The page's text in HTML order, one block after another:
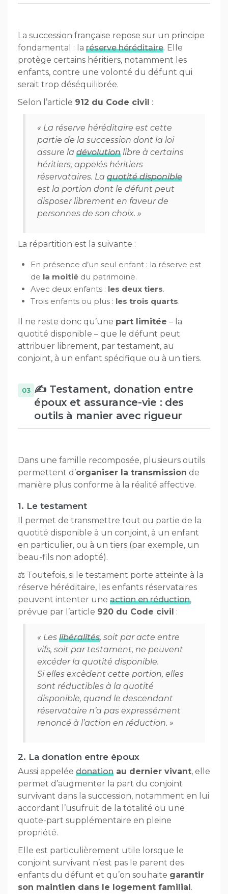
La succession française repose sur un principe
fondamental : la réserve héréditaire. Elle
protège certains héritiers, notamment les
enfants, contre une volonté du défunt qui
serait trop déséquilibrée.
Selon l’article 912 du Code civil :
« La réserve héréditaire est cette
partie de la succession dont la loi
assure la dévolutionlibre à certains
héritiers, appelés héritiers
réservataires. La quotité disponible
est la portion dont le défunt peut
disposer librement en faveur de
personnes de son choix. »
La répartition est la suivante :
En présence d’un seul enfant : la réserve est
de la moitié du patrimoine.
Avec deux enfants : les deux tiers.
Trois enfants ou plus : les trois quarts.
Il ne reste donc qu’une part limitée – la
quotité disponible – que le défunt peut
attribuer librement, par testament, au
conjoint, à un enfant spécifique ou à un tiers.
✍️ Testament, donation entre
époux et assurance-vie : des
outils à manier avec rigueur
Dans une famille recomposée, plusieurs outils
permettent d’organiser la transmission de
manière plus conforme à la réalité affective.
1. Le testament
Il permet de transmettre tout ou partie de la
quotité disponible à un conjoint, à un enfant
en particulier, ou à un tiers (par exemple, un
beau-fils non adopté).
⚖️ Toutefois, si le testament porte atteinte à la
réserve héréditaire, les enfants réservataires
peuvent intenter une action en réduction,
prévue par l’article 920 du Code civil :
« Les libéralités, soit par acte entre
vifs, soit par testament, ne peuvent
excéder la quotité disponible.
Si elles excèdent cette portion, elles
sont réductibles à la quotité
disponible, quand le descendant
réservataire n’a pas expressément
renoncé à l’action en réduction. »
2. La donation entre époux
Aussi appelée donation au dernier vivant, elle
permet d’augmenter la part du conjoint
survivant dans la succession, notamment en lui
accordant l’usufruit de la totalité ou une
quote-part supplémentaire en pleine
propriété.
Elle est particulièrement utile lorsque le
conjoint survivant n’est pas le parent des
enfants du défunt et qu’on souhaite garantir
son maintien dans le logement familial.